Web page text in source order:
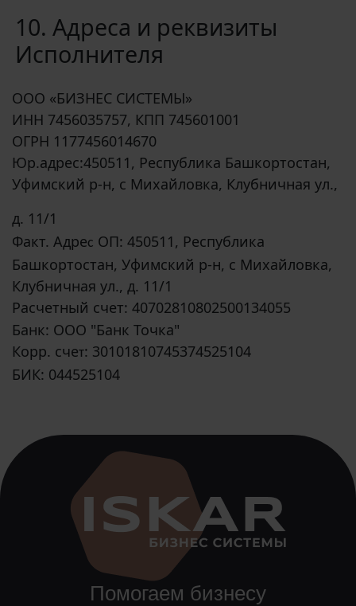
10. Адреса и реквизиты
Исполнителя
ООО «БИЗНЕС СИСТЕМЫ»
ИНН 7456035757, КПП 745601001
ОГРН 1177456014670
Юр.адрес:450511, Республика Башкортостан,
Уфимский р-н, с Михайловка, Клубничная ул.,
д. 11/1
Факт. Адрес ОП: 450511, Республика
Башкортостан, Уфимский р-н, с Михайловка,
Клубничная ул., д. 11/1
Расчетный счет: 40702810802500134055
Банк: ООО "Банк Точка"
Корр. счет: 30101810745374525104
БИК: 044525104
Помогаем бизнесу